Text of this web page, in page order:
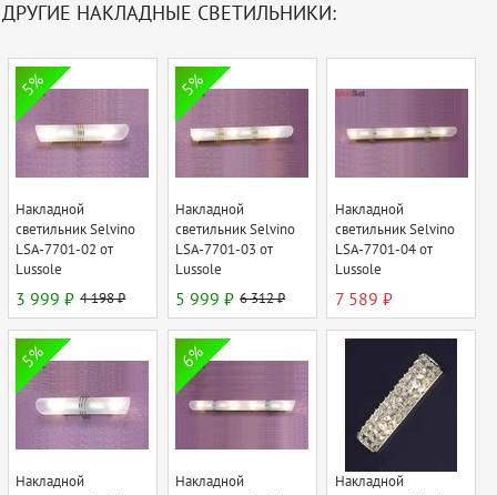
ДРУГИЕ НАКЛАДНЫЕ СВЕТИЛЬНИКИ:
5%
Накладной
светильник Selvino
LSA-7701-02 от
Lussole
3 999 ₽ 4 198 ₽
5%
Накладной
светильник Selvino
LSA-7701-03 от
Lussole
5 999 ₽ 6 312 ₽
Накладной
светильник Selvino
LSA-7701-04 от
Lussole
7 589 ₽
5%
Накладной
6%
Накладной
Накладной